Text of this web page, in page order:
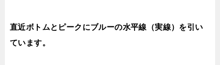
直近ボトムとピークにブルーの水平線（実線）を引い
ています。